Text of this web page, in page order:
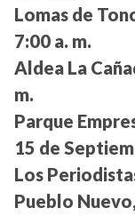
Lomas de
7:00 a. m.
Aldea La
m.
Parque
15 de
Los
Pueblo